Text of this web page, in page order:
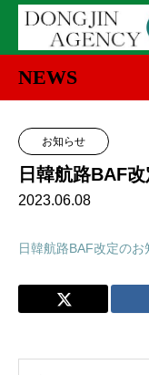
NEWS
お知らせ
日韓航路BAF
2023.06.08
日韓航路BAF改定の